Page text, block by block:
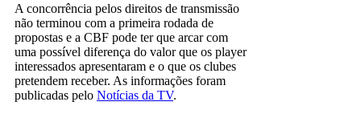
A concorrência pelos direitos de transmissão
não terminou com a primeira rodada de
propostas e a CBF pode ter que arcar com
uma possível diferença do valor que os player
interessados apresentaram e o que os clubes
pretendem receber. As informações foram
publicadas pelo Notícias da TV.